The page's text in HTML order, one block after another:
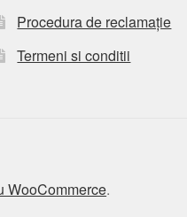
Procedura de reclamație
Termeni si conditii
WooCommerce.